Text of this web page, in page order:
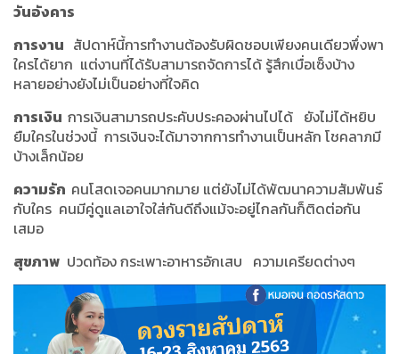
วันอังคาร
การงาน สัปดาห์นี้การทำงานต้องรับผิดชอบเพียงคนเดียวพึ่งพา
ใครได้ยาก แต่งานที่ได้รับสามารถจัดการได้ รู้สึกเบื่อเซ็งบ้าง
หลายอย่างยังไม่เป็นอย่างที่ใจคิด
การเงิน การเงินสามารถประคับประคองผ่านไปได้ ยังไม่ได้หยิบ
ยืมใครในช่วงนี้ การเงินจะได้มาจากการทำงานเป็นหลัก โชคลาภมี
บ้างเล็กน้อย
ความรัก คนโสดเจอคนมากมาย แต่ยังไม่ได้พัฒนาความสัมพันธ์
กับใคร คนมีคู่ดูแลเอาใจใส่กันดีถึงแม้จะอยู่ไกลกันก็ติดต่อกัน
เสมอ
สุขภาพ ปวดท้อง กระเพาะอาหารอักเสบ ความเครียดต่างๆ